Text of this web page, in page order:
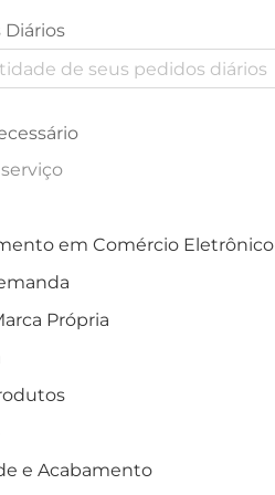
em Comércio Eletrônico
Própria
e Acabamento